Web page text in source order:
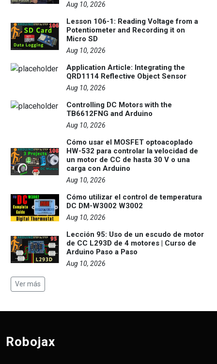
Aug 10, 2026
Lesson 106-1: Reading Voltage from a
Potentiometer and Recording it on
Micro SD
Aug 10, 2026
Application Article: Integrating the
QRD1114 Reflective Object Sensor
Aug 10, 2026
Controlling DC Motors with the
TB6612FNG and Arduino
Aug 10, 2026
Cómo usar el MOSFET optoacoplado
HW-532 para controlar la velocidad de
un motor de CC de hasta 30 V o una
carga con Arduino
Aug 10, 2026
Cómo utilizar el control de temperatura
DC DM-W3002 W3002
Aug 10, 2026
Lección 95: Uso de un escudo de motor
de CC L293D de 4 motores | Curso de
Arduino Paso a Paso
Aug 10, 2026
Ver más
Robojax